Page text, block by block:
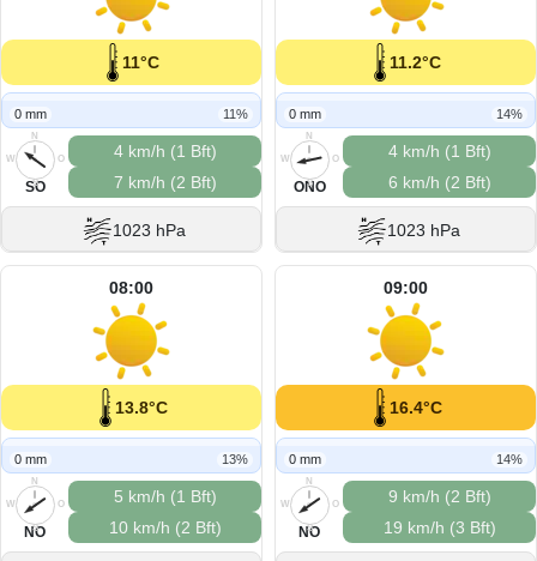
11°C
0 mm 11%
N
O
S
W
SO
4 km/h (1 Bft)
7 km/h (2 Bft)
1023 hPa
11.2°C
0 mm 14%
N
O
S
W
ONO
4 km/h (1 Bft)
6 km/h (2 Bft)
1023 hPa
08:00
13.8°C
0 mm 13%
N
O
S
W
NO
5 km/h (1 Bft)
10 km/h (2 Bft)
09:00
16.4°C
0 mm 14%
N
O
S
W
NO
9 km/h (2 Bft)
19 km/h (3 Bft)